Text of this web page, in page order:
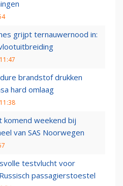
grijpt ternauwernood in:
brandstof drukken
hard omlaag
komend weekend bij
van SAS Noorwegen
testvlucht voor
passagierstoestel